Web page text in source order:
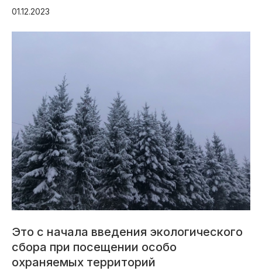
Благоустройство
01.12.2023
Это с начала введения экологического
сбора при посещении особо
охраняемых территорий